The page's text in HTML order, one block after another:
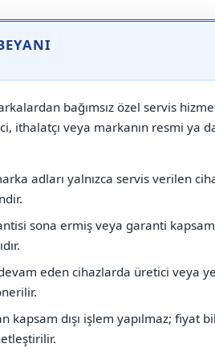
bağımsız özel servis
ithalatçı veya markanın resmi ya
adları yalnızca servis verilen
sona ermiş veya garanti
eden cihazlarda üretici veya
kapsam dışı işlem yapılmaz; fiyat
⚠️ Markadan Bağımsız
Sharp Servisi